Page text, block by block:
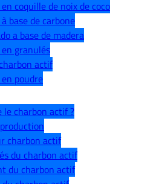
coquille de noix de coco
base de carbone
a base de madera
granulés
actif
poudre
le charbon actif ?
charbon actif
du charbon actif
du charbon actif